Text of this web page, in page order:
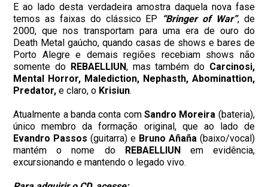
E ao lado desta verdadeira amostra daquela nova fase
temos as faixas do clássico EP
“Bringer of War”, de
2000, que nos transportam para uma era de ouro do
Death Metal gaúcho, quando casas de shows e bares de
Porto Alegre e demais regiões recebiam shows não
somente do REBAELLIUN, mas também do Carcinosi,
Mental Horror, Malediction, Nephasth, Abominattion,
Predator,e claro, o Krisiun.
Atualmente a banda conta com Sandro Moreira (bateria),
único membro da formação original, que ao lado de
Evandro Passos(guitarra) e Bruno Añaña (baixo/vocal)
mantém o nome do REBAELLIUN em evidência,
excursionando e mantendo o legado vivo.